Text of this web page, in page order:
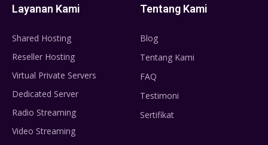
Layanan Kami
Shared Hosting
Reseller Hosting
Virtual Private Servers
Dedicated Server
Radio Streaming
Video Streaming
Tentang Kami
Blog
Tentang Kami
FAQ
Testimoni
Sertifikat